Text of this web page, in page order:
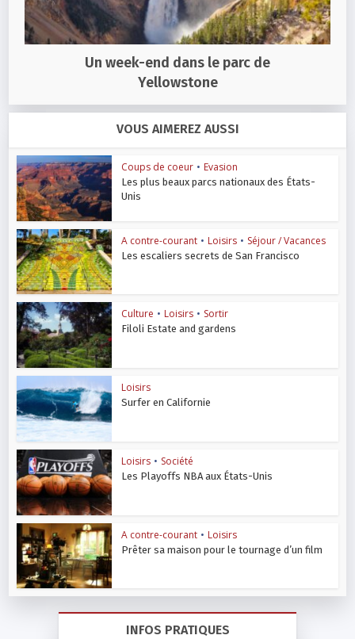
Un week-end dans le parc de
Yellowstone
VOUS AIMEREZ AUSSI
Coups de coeur • Evasion
Les plus beaux parcs nationaux des États-
Unis
A contre-courant • Loisirs • Séjour / Vacances
Les escaliers secrets de San Francisco
Culture • Loisirs • Sortir
Filoli Estate and gardens
Loisirs
Surfer en Californie
Loisirs • Société
Les Playoffs NBA aux États-Unis
A contre-courant • Loisirs
Prêter sa maison pour le tournage d’un film
INFOS PRATIQUES